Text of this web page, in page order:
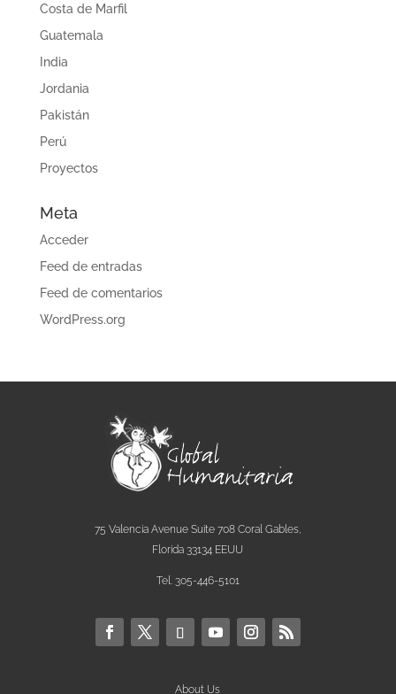
Costa de Marfil
Guatemala
India
Jordania
Pakistán
Perú
Proyectos
Meta
Acceder
Feed de entradas
Feed de comentarios
WordPress.org
75 Valencia Avenue Suite 708 Coral Gables,
Florida 33134 EEUU
Tel. 305-446-5101
About Us